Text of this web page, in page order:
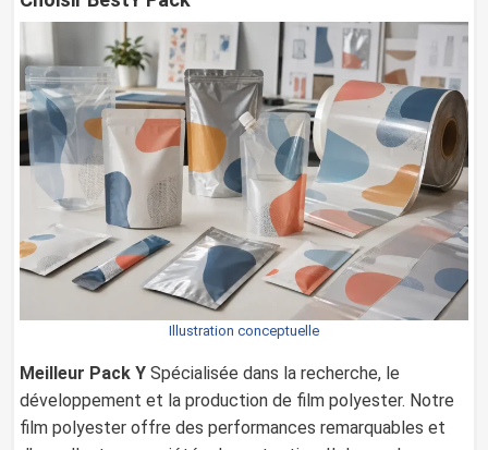
Illustration conceptuelle
Meilleur Pack Y Spécialisée dans la recherche, le
développement et la production de film polyester. Notre
film polyester offre des performances remarquables et